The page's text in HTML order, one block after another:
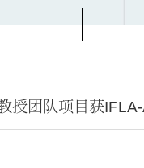
授团队项目获